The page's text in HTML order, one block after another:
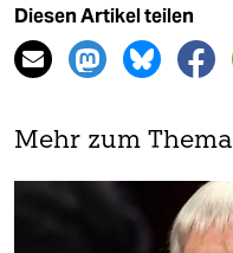
Diesen Artikel teilen
Mehr zum Thema